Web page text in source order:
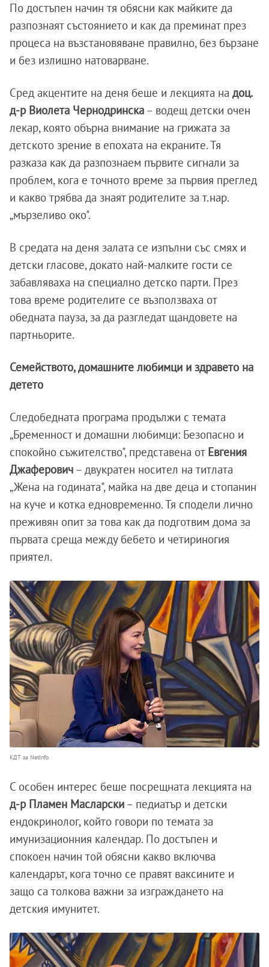
По достъпен начин тя обясни как майките да
разпознаят състоянието и как да преминат през
процеса на възстановяване правилно, без бързане
и без излишно натоварване.
Сред акцентите на деня беше и лекцията на доц.
д-р Виолета Чернодринска – водещ детски очен
лекар, която обърна внимание на грижата за
детското зрение в епохата на екраните. Тя
разказа как да разпознаем първите сигнали за
проблем, кога е точното време за първия преглед
и какво трябва да знаят родителите за т.нар.
„мързеливо око".
В средата на деня залата се изпълни със смях и
детски гласове, докато най-малките гости се
забавляваха на специално детско парти. През
това време родителите се възползваха от
обедната пауза, за да разгледат щандовете на
партньорите.
Семейството, домашните любимци и здравето на
детето
Следобедната програма продължи с темата
„Бременност и домашни любимци: Безопасно и
спокойно съжителство", представена от Евгения
Джаферович – двукратен носител на титлата
„Жена на годината", майка на две деца и стопанин
на куче и котка едновременно. Тя сподели лично
преживян опит за това как да подготвим дома за
първата среща между бебето и четириногия
приятел.
КДТ за NetInfo
С особен интерес беше посрещната лекцията на
д-р Пламен Масларски – педиатър и детски
ендокринолог, който говори по темата за
имунизационния календар. По достъпен и
спокоен начин той обясни какво включва
календарът, кога точно се правят ваксините и
защо са толкова важни за изграждането на
детския имунитет.